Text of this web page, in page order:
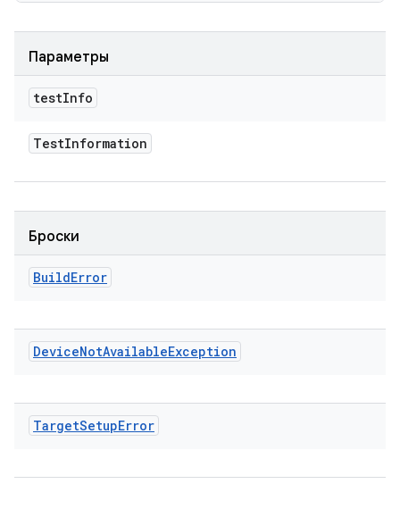
Параметры
testInfo
TestInformation
Броски
BuildError
DeviceNotAvailableException
TargetSetupError